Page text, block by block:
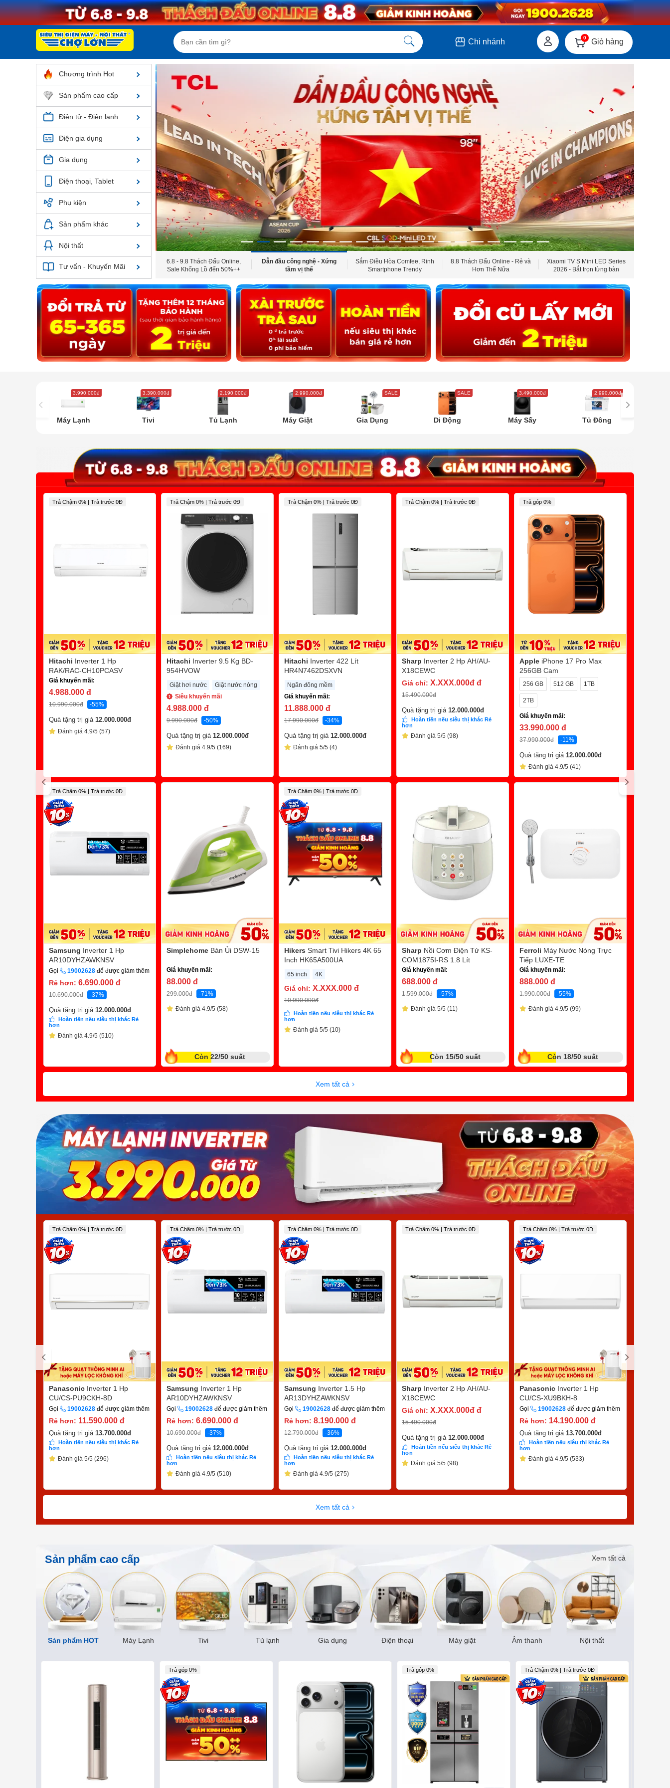
Chi nhánh 0 Giỏ hàng
Chương trình Hot
Sản phẩm cao cấp
Điện tử - Điện lạnh
Điện gia dụng
Gia dụng
Điện thoại, Tablet
Phụ kiện
Sản phẩm khác
Nội thất
Tư vấn - Khuyến Mãi
6.8 - 9.8 Thách Đấu Online,
Sale Khổng Lồ đến 50%++
Dẫn đầu công nghệ - Xứng
tầm vị thế
Sắm Điều Hòa Comfee, Rinh
Smartphone Trendy
8.8 Thách Đấu Online - Rẻ và
Hơn Thế Nữa
Xiaomi TV S Mini LED Series
2026 - Bắt trọn từng bàn
3.990.000đ
Máy Lạnh
3.390.000đ
Tivi
2.190.000đ
Tủ Lạnh
2.990.000đ
Máy Giặt
SALE
Gia Dụng
SALE
Di Động
3.490.000đ
Máy Sấy
2.990.000đ
Tủ Đông
Trả Chậm 0% | Trả trước 0Đ
Hitachi Inverter 1 Hp
RAK/RAC-CH10PCASV
Giá khuyến mãi:
4.988.000 đ
10.990.000đ -55%
Quà tặng trị giá 12.000.000đ
Đánh giá 4.9/5 (57)
Trả Chậm 0% | Trả trước 0Đ
Samsung Inverter 1 Hp
AR10DYHZAWKNSV
Gọi 19002628 để được giảm thêm
Rẻ hơn: 6.690.000 đ
10.690.000đ -37%
Quà tặng trị giá 12.000.000đ
Hoàn tiền nếu siêu thị khác Rẻ
hơn
Đánh giá 4.9/5 (510)
Trả Chậm 0% | Trả trước 0Đ
Hitachi Inverter 9.5 Kg BD-
954HVOW
Giặt hơi nước
Giặt nước nóng
Siêu khuyến mãi
4.988.000 đ
9.990.000đ -50%
Quà tặng trị giá 12.000.000đ
Đánh giá 4.9/5 (169)
Simplehome Bàn Ủi DSW-15
Giá khuyến mãi:
88.000 đ
299.000đ -71%
Đánh giá 4.9/5 (58)
Còn 22/50 suất
Trả Chậm 0% | Trả trước 0Đ
Hitachi Inverter 422 Lít
HR4N7462DSXVN
Ngăn đông mềm
Giá khuyến mãi:
11.888.000 đ
17.990.000đ -34%
Quà tặng trị giá 12.000.000đ
Đánh giá 5/5 (4)
Trả Chậm 0% | Trả trước 0Đ
Hikers Smart Tivi Hikers 4K 65
Inch HK65A500UA
65 inch 4K
Giá chỉ: X.XXX.000 đ
10.990.000đ
Hoàn tiền nếu siêu thị khác Rẻ
hơn
Đánh giá 5/5 (10)
Trả Chậm 0% | Trả trước 0Đ
Sharp Inverter 2 Hp AH/AU-
X18CEWC
Giá chỉ: X.XXX.000đ đ
15.490.000đ
Quà tặng trị giá 12.000.000đ
Hoàn tiền nếu siêu thị khác Rẻ
hơn
Đánh giá 5/5 (98)
Sharp Nồi Cơm Điện Tử KS-
COM1875I-RS 1.8 Lít
Giá khuyến mãi:
688.000 đ
1.599.000đ -57%
Đánh giá 5/5 (11)
Còn 15/50 suất
Trả góp 0%
Apple iPhone 17 Pro Max
256GB Cam
256 GB 512 GB 1TB
2TB
Giá khuyến mãi:
33.990.000 đ
37.990.000đ -11%
Quà tặng trị giá 12.000.000đ
Đánh giá 4.9/5 (41)
Ferroli Máy Nước Nóng Trực
Tiếp LUXE-TE
Giá khuyến mãi:
888.000 đ
1.990.000đ -55%
Đánh giá 4.9/5 (99)
Còn 18/50 suất
Xem tất cả
Trả Chậm 0% | Trả trước 0Đ
Panasonic Inverter 1 Hp
CU/CS-PU9CKH-8D
Gọi 19002628 để được giảm thêm
Rẻ hơn: 11.590.000 đ
Quà tặng trị giá 13.700.000đ
Hoàn tiền nếu siêu thị khác Rẻ
hơn
Đánh giá 5/5 (296)
Trả Chậm 0% | Trả trước 0Đ
Samsung Inverter 1 Hp
AR10DYHZAWKNSV
Gọi 19002628 để được giảm thêm
Rẻ hơn: 6.690.000 đ
10.690.000đ -37%
Quà tặng trị giá 12.000.000đ
Hoàn tiền nếu siêu thị khác Rẻ
hơn
Đánh giá 4.9/5 (510)
Trả Chậm 0% | Trả trước 0Đ
Samsung Inverter 1.5 Hp
AR13DYHZAWKNSV
Gọi 19002628 để được giảm thêm
Rẻ hơn: 8.190.000 đ
12.790.000đ -36%
Quà tặng trị giá 12.000.000đ
Hoàn tiền nếu siêu thị khác Rẻ
hơn
Đánh giá 4.9/5 (275)
Trả Chậm 0% | Trả trước 0Đ
Sharp Inverter 2 Hp AH/AU-
X18CEWC
Giá chỉ: X.XXX.000đ đ
15.490.000đ
Quà tặng trị giá 12.000.000đ
Hoàn tiền nếu siêu thị khác Rẻ
hơn
Đánh giá 5/5 (98)
Trả Chậm 0% | Trả trước 0Đ
Panasonic Inverter 1 Hp
CU/CS-XU9BKH-8
Gọi 19002628 để được giảm thêm
Rẻ hơn: 14.190.000 đ
Quà tặng trị giá 13.700.000đ
Hoàn tiền nếu siêu thị khác Rẻ
hơn
Đánh giá 4.9/5 (533)
Xem tất cả
Sản phẩm cao cấp
Sản phẩm HOT Máy Lạnh Tivi Tủ lạnh Gia dụng Điện thoại Máy giặt Âm thanh Nội thất
Xem tất cả
Trả góp 0% Trả góp 0% Trả Chậm 0% | Trả trước 0Đ